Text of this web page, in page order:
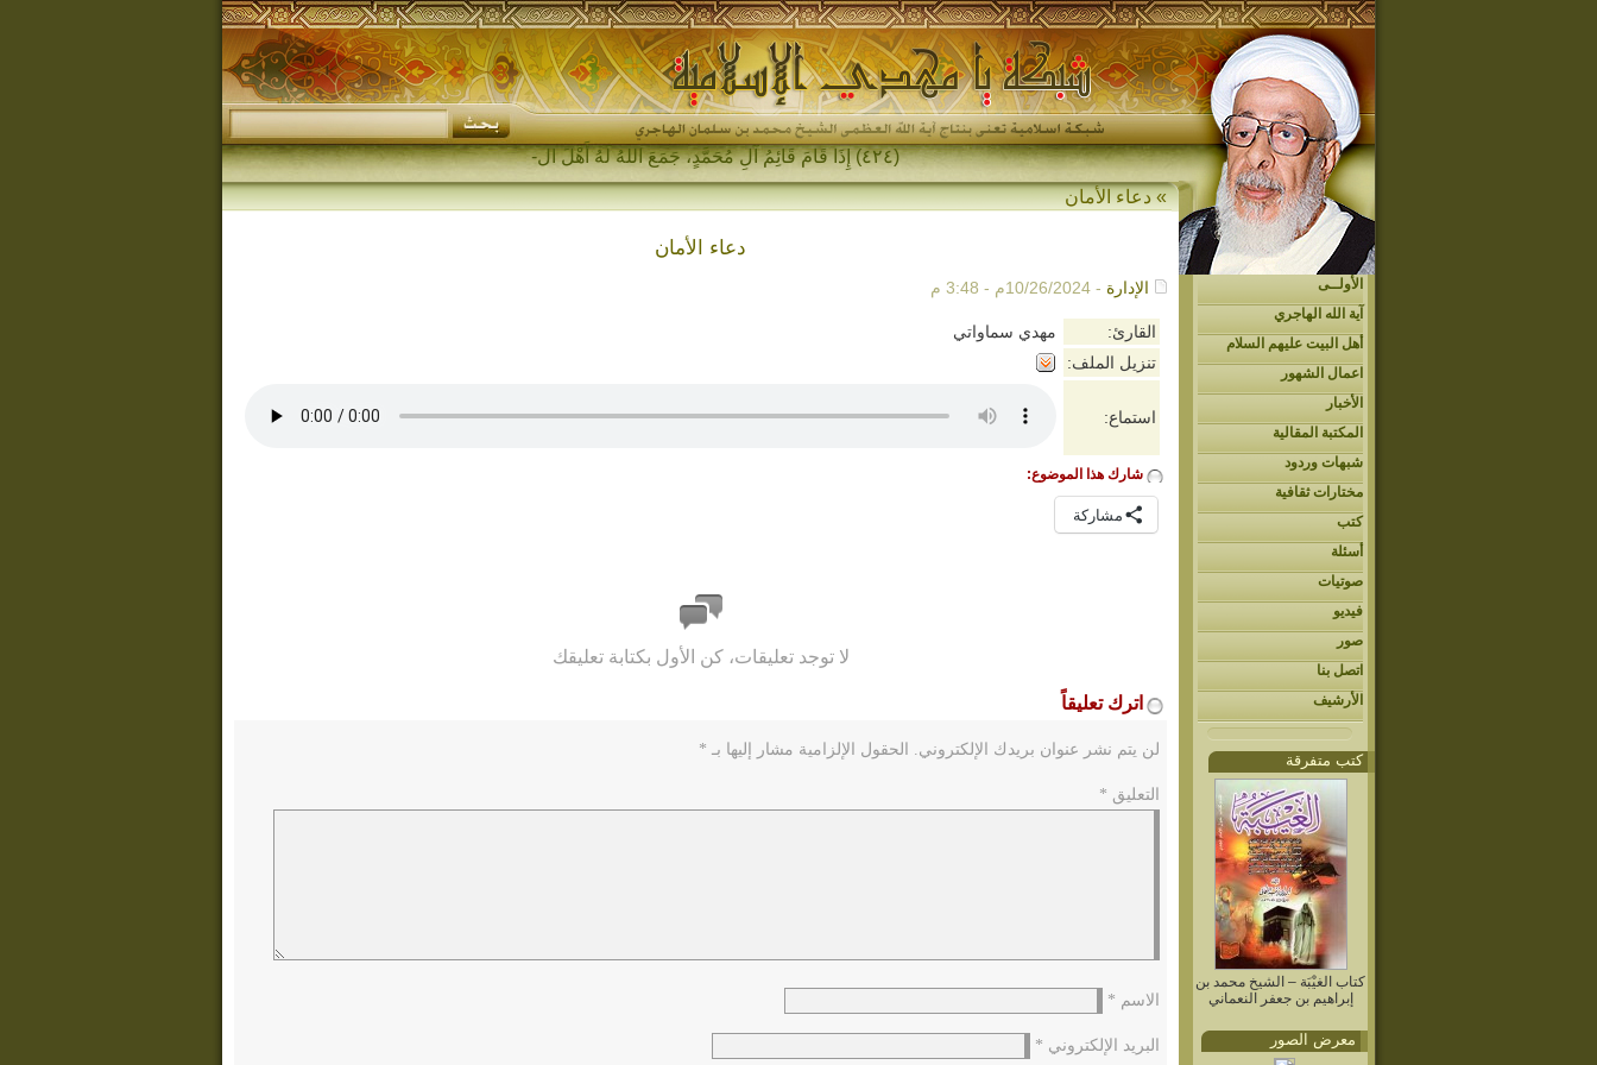
(٤٢٤) إِذَا قَامَ قَائِمُ آلِ مُحَمَّدٍ، جَمَعَ اللهُ لَهُ أَهْلَ المَشْر_
الأولــى
آية الله الهاجري
أهل البيت عليهم السلام
اعمال الشهور
الأخبار
المكتبة المقالية
شبهات وردود
مختارات ثقافية
كتب
أسئلة
صوتيات
فيديو
صور
اتصل بنا
الأرشيف
كتب متفرقة
كتاب الغيْبَة – الشيخ محمد بن
إبراهيم بن جعفر النعماني
معرض الصور
»دعاء الأمان
دعاء الأمان
الإدارة - 10/26/2024م - 3:48 م
القارئ:
مهدي سماواتي
تنزيل الملف:
استماع:
شارك هذا الموضوع:
مشاركة
لا توجد تعليقات، كن الأول بكتابة تعليقك
اترك تعليقاً
لن يتم نشر عنوان بريدك الإلكتروني. الحقول الإلزامية مشار إليها بـ *
التعليق *
الاسم *
البريد الإلكتروني *